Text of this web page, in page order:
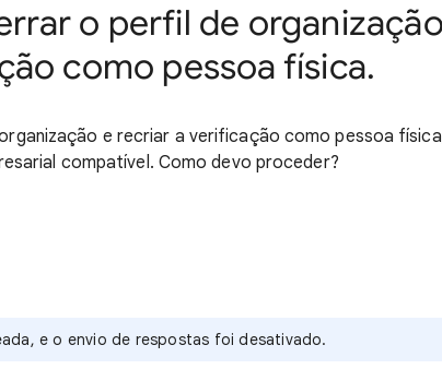
o perfil de
como pessoa física.
e recriar a verificação como pessoa
compatível. Como devo proceder?
e o envio de respostas foi desativado.